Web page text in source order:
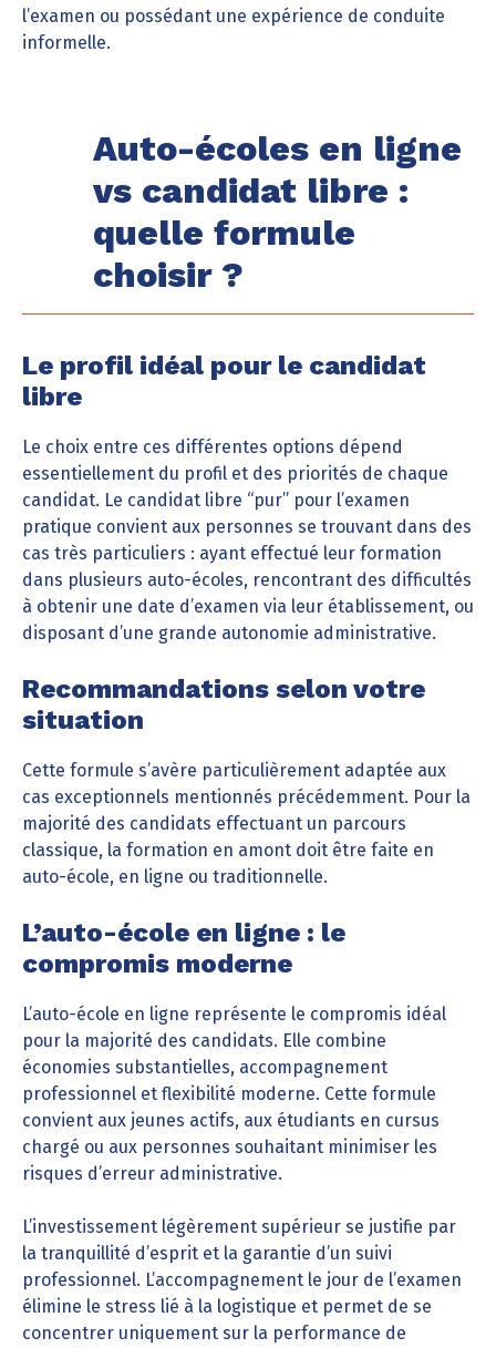
l’examen ou possédant une expérience de conduite
informelle.
Auto-écoles en ligne
vs candidat libre :
quelle formule
choisir ?
Le profil idéal pour le candidat
libre
Le choix entre ces différentes options dépend
essentiellement du profil et des priorités de chaque
candidat. Le candidat libre “pur” pour l’examen
pratique convient aux personnes se trouvant dans des
cas très particuliers : ayant effectué leur formation
dans plusieurs auto-écoles, rencontrant des difficultés
à obtenir une date d’examen via leur établissement, ou
disposant d’une grande autonomie administrative.
Recommandations selon votre
situation
Cette formule s’avère particulièrement adaptée aux
cas exceptionnels mentionnés précédemment. Pour la
majorité des candidats effectuant un parcours
classique, la formation en amont doit être faite en
auto-école, en ligne ou traditionnelle.
L’auto-école en ligne : le
compromis moderne
L’auto-école en ligne représente le compromis idéal
pour la majorité des candidats. Elle combine
économies substantielles, accompagnement
professionnel et flexibilité moderne. Cette formule
convient aux jeunes actifs, aux étudiants en cursus
chargé ou aux personnes souhaitant minimiser les
risques d’erreur administrative.
L’investissement légèrement supérieur se justifie par
la tranquillité d’esprit et la garantie d’un suivi
professionnel. L’accompagnement le jour de l’examen
élimine le stress lié à la logistique et permet de se
concentrer uniquement sur la performance de